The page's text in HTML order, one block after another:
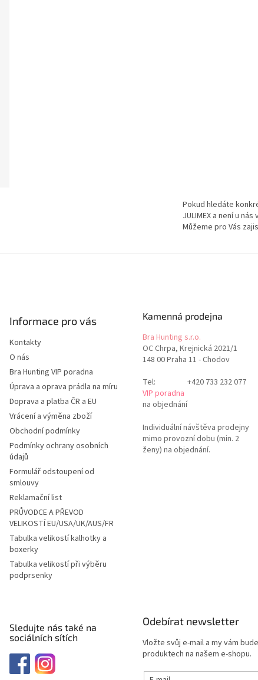
Pokud hledáte
JULIMEX a není u
Můžeme pro Vás
Informace pro vás
Kontakty
O nás
Bra Hunting VIP poradna
Úprava a oprava prádla na míru
Doprava a platba ČR a EU
Vrácení a výměna zboží
Obchodní podmínky
Podmínky ochrany osobních
údajů
Formulář odstoupení od
smlouvy
Reklamační list
PRŮVODCE A PŘEVOD
VELIKOSTÍ EU/USA/UK/AUS/FR
Tabulka velikostí kalhotky a
boxerky
Tabulka velikostí při výběru
podprsenky
Kamenná prodejna
Bra Hunting s.r.o.
OC Chrpa, Krejnická 2021/1
148 00 Praha 11 - Chodov
Tel:
+420 733 232 077
VIP poradna
na objednání
Individuální návštěva prodejny
mimo provozní dobu (min. 2
ženy) na objednání.
Sledujte nás také na
sociálních sítích
Odebírat newsletter
Vložte svůj e-mail a my vám
produktech na našem e-shopu.